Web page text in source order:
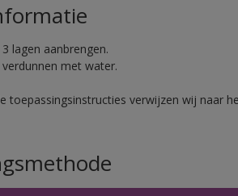
lagen aanbrengen.
met water.
toepassingsinstructies verwijzen wij naar